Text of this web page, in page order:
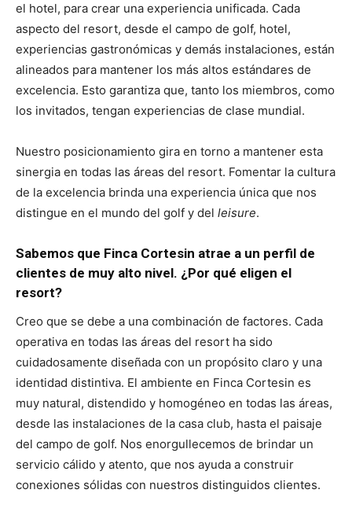
el hotel, para crear una experiencia unificada. Cada
aspecto del resort, desde el campo de golf, hotel,
experiencias gastronómicas y demás instalaciones, están
alineados para mantener los más altos estándares de
excelencia. Esto garantiza que, tanto los miembros, como
los invitados, tengan experiencias de clase mundial.
Nuestro posicionamiento gira en torno a mantener esta
sinergia en todas las áreas del resort. Fomentar la cultura
de la excelencia brinda una experiencia única que nos
distingue en el mundo del golf y del leisure.
Sabemos que Finca Cortesin atrae a un perfil de
clientes de muy alto nivel. ¿Por qué eligen el
resort?
Creo que se debe a una combinación de factores. Cada
operativa en todas las áreas del resort ha sido
cuidadosamente diseñada con un propósito claro y una
identidad distintiva. El ambiente en Finca Cortesin es
muy natural, distendido y homogéneo en todas las áreas,
desde las instalaciones de la casa club, hasta el paisaje
del campo de golf. Nos enorgullecemos de brindar un
servicio cálido y atento, que nos ayuda a construir
conexiones sólidas con nuestros distinguidos clientes.